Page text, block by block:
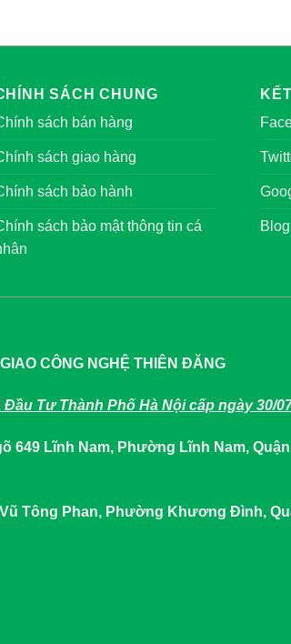
SÁCH CHUNG
sách bán hàng
sách giao hàng
sách bảo hành
sách bảo mật thông tin cá
Blog
CÔNG NGHỆ THIÊN ĐĂNG
Tư Thành Phố Hà Nội cấp ngày 30/
649 Lĩnh Nam, Phường Lĩnh Nam, Quận
Tông Phan, Phường Khương Đình,